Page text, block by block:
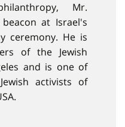
Mr.
at Israel's
ceremony. He is
of the Jewish
and is one of
activists of